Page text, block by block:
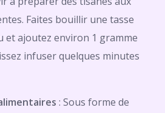
Faites bouillir une tasse
et ajoutez environ 1 gramme
infuser quelques minutes
: Sous forme de